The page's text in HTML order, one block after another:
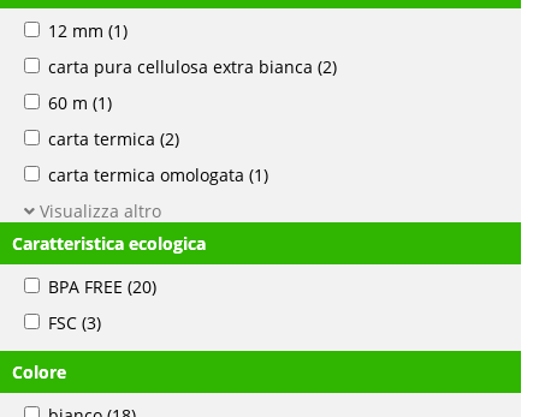
12 mm (1)
carta pura cellulosa extra bianca (2)
60 m (1)
carta termica (2)
carta termica omologata (1)
Visualizza altro
Caratteristica ecologica
BPA FREE (20)
FSC (3)
Colore